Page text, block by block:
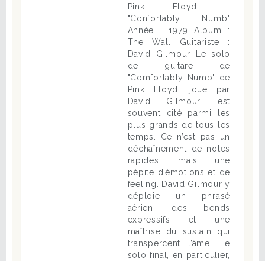
Pink Floyd –
"Confortably Numb"
Année : 1979 Album :
The Wall Guitariste :
David Gilmour Le solo
de guitare de
"Comfortably Numb" de
Pink Floyd, joué par
David Gilmour, est
souvent cité parmi les
plus grands de tous les
temps. Ce n’est pas un
déchaînement de notes
rapides, mais une
pépite d’émotions et de
feeling. David Gilmour y
déploie un phrasé
aérien, des bends
expressifs et une
maîtrise du sustain qui
transpercent l’âme. Le
solo final, en particulier,